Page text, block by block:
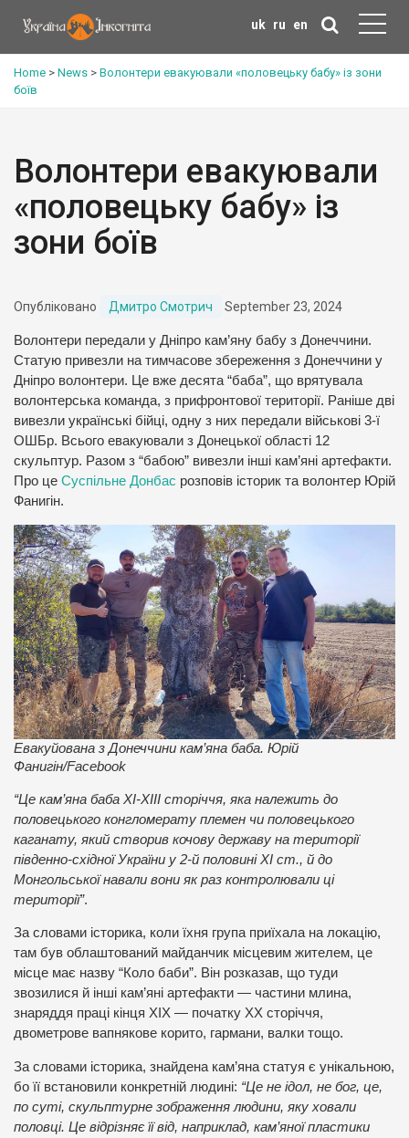
uk ru en
Home > News > Волонтери евакуювали «половецьку бабу» із зони
боїв
Волонтери евакуювали
«половецьку бабу» із
зони боїв
Опубліковано Дмитро Смотрич September 23, 2024
Волонтери передали у Дніпро кам’яну бабу з Донеччини.
Статую привезли на тимчасове збереження з Донеччини у
Дніпро волонтери. Це вже десята “баба”, що врятувала
волонтерська команда, з прифронтової території. Раніше дві
вивезли українські бійці, одну з них передали військові 3-ї
ОШБр. Всього евакуювали з Донецької області 12
скульптур. Разом з “бабою” вивезли інші кам’яні артефакти.
Про це Суспільне Донбас розповів історик та волонтер Юрій
Фанигін.
Евакуйована з Донеччини кам’яна баба. Юрій
Фанигін/Facebook
“Це кам’яна баба ХI-XIII сторіччя, яка належить до
половецького конгломерату племен чи половецького
каганату, який створив кочову державу на території
південно-східної України у 2-й половині XI ст., й до
Монгольської навали вони як раз контролювали ці
території”.
За словами історика, коли їхня група приїхала на локацію,
там був облаштований майданчик місцевим жителем, це
місце має назву “Коло баби”. Він розказав, що туди
звозилися й інші кам’яні артефакти — частини млина,
знаряддя праці кінця XIX — початку XX сторіччя,
двометрове вапнякове корито, гармани, валки тощо.
За словами історика, знайдена кам’яна статуя є унікальною,
бо її встановили конкретній людині: “Це не ідол, не бог, це,
по суті, скульптурне зображення людини, яку ховали
половці. Це відрізняє її від, наприклад, кам’яної пластики